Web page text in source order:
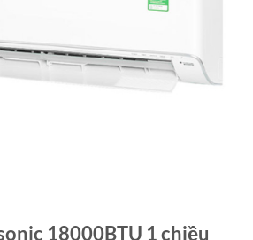
18000BTU 1 chiều